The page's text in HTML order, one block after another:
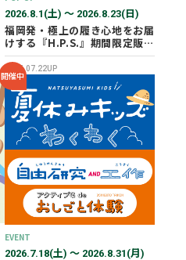
2026.8.1(土) 〜 2026.8.23(日)
福岡発・極上の履き心地をお届
けする『H.P.S.』期間限定販売
会を開催✨
2026.07.22UP
開催中
EVENT
2026.7.18(土) 〜 2026.8.31(月)